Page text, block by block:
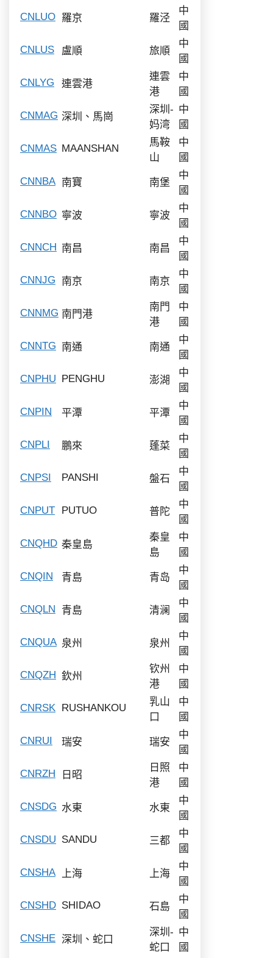
CNLUO 羅京 羅泾
中
國
CNLUS 盧順 旅順
中
國
CNLYG 連雲港
連雲
港
中
國
CNMAG 深圳、馬崗
深圳-
妈湾
中
國
CNMAS MAANSHAN
馬鞍
山
中
國
CNNBA 南寶 南堡
中
國
CNNBO 寧波 寧波
中
國
CNNCH 南昌 南昌
中
國
CNNJG 南京 南京
中
國
CNNMG 南門港
南門
港
中
國
CNNTG 南通 南通
中
國
CNPHU PENGHU 澎湖
中
國
CNPIN 平潭 平潭
中
國
CNPLI 鵬來 蓬菜
中
國
CNPSI PANSHI 盤石
中
國
CNPUT PUTUO 普陀
中
國
CNQHD 秦皇島
秦皇
島
中
國
CNQIN 青島 青岛
中
國
CNQLN 青島 清澜
中
國
CNQUA 泉州 泉州
中
國
CNQZH 欽州
钦州
港
中
國
CNRSK RUSHANKOU
乳山
口
中
國
CNRUI 瑞安 瑞安
中
國
CNRZH 日昭
日照
港
中
國
CNSDG 水東 水東
中
國
CNSDU SANDU 三都
中
國
CNSHA 上海 上海
中
國
CNSHD SHIDAO 石島
中
國
CNSHE 深圳、蛇口
深圳-
蛇口
中
國